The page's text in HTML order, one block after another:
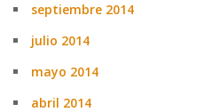
septiembre 2014
julio 2014
mayo 2014
abril 2014